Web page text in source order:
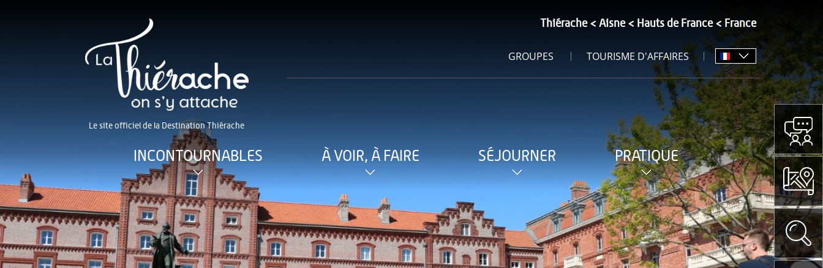
Le site officiel de la Destination Thiérache
Thiérache Aisne Hauts de France France
GROUPES TOURISME D'AFFAIRES
INCONTOURNABLES À VOIR, À FAIRE SÉJOURNER PRATIQUE